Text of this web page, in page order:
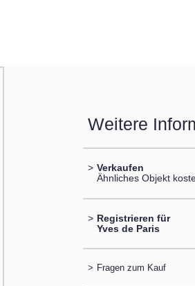
Weitere
> Verkaufen
Ähnliches Objekt
> Registrieren für
Yves de Paris
> Fragen zum Kauf